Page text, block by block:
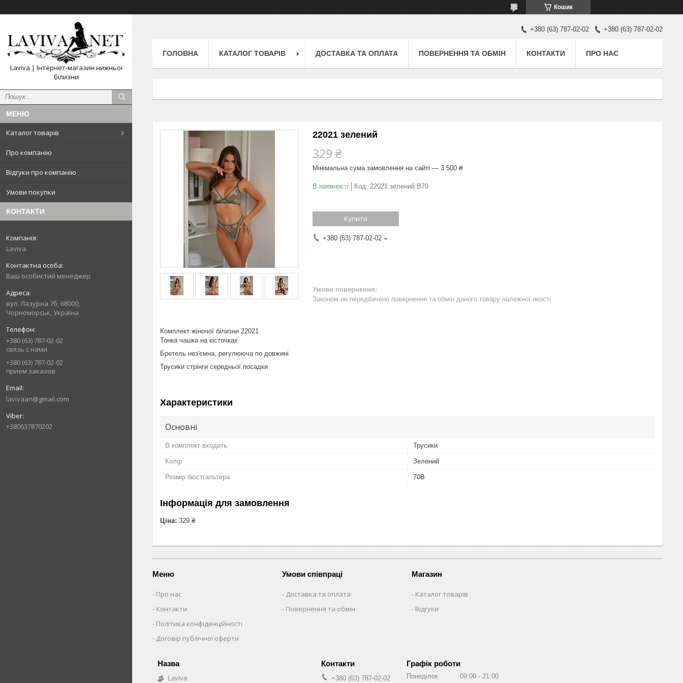
Кошик
Laviva | Інтернет-магазин нижньої
білизни
Каталог товарів
Про компанію
Відгуки про компанію
Умови покупки
КОНТАКТИ
Laviva
Ваш особистий менеджер
вул. Лазурна 7б, 68000,
Чорноморськ, Україна
+380 (63) 787-02-02
связь с нами
+380 (63) 787-02-02
прием заказов
lavivaan@gmail.com
+380637870202
+380 (63) 787-02-02 +380 (63) 787-02-02
ГОЛОВНА КАТАЛОГ ТОВАРІВ ДОСТАВКА ТА ОПЛАТА ПОВЕРНЕННЯ ТА ОБМІН КОНТАКТИ ПРО НАС
22021 зелений
329 ₴
Мінімальна сума замовлення на сайті — 3 500 ₴
В наявності Код: 22021 зелений B70
Купити
+380 (63) 787-02-02
Законом не передбачено повернення та обмін даного товару належної якості
Комплект жіночої білизни 22021
Тонка чашка на кісточках
Бретель нез'ємна, регулююча по довжині
Трусики стрінги середньої посадки
Характеристики
Основні
В комплект входить Трусики
Колір Зелений
Розмір бюстгальтера 70B
Інформація для замовлення
Ціна: 329 ₴
Меню
Про нас
Контакти
Політика конфіденційності
Договір публічної оферти
Умови співпраці
Доставка та оплата
Повернення та обмін
Магазин
Каталог товарів
Відгуки
Laviva +380 (63) 787-02-02
Графік роботи
Понеділок 09:00 21:00